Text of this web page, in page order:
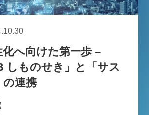
サイトマップ
お問い合わせ
個人情報保護法について
採用情報
数値化する」～投資される事業の
学ぶ資金調達・巻き込みのリアル
2026-06-10
【9/30開催】AIで何でもできる時
へ向けた第一歩 –
しものせき」と「サス
連携